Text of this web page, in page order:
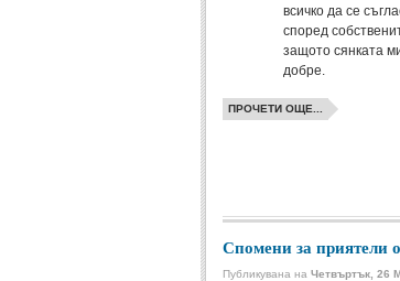
всичко да се
според
защото сянката
добре.
ПРОЧЕТИ ОЩЕ...
Спомени за приятели
Публикувана на Четвъртък, 26